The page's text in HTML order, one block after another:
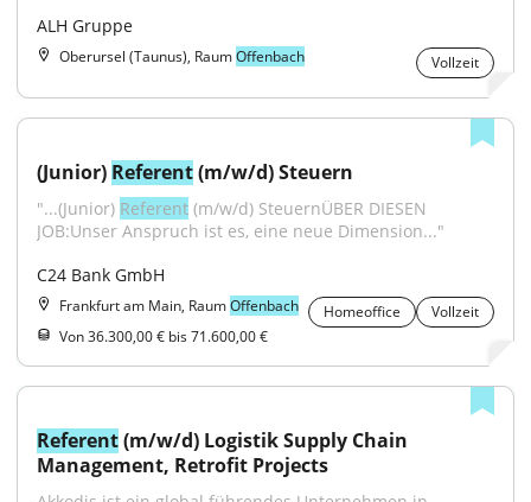
ALH Gruppe
Oberursel (Taunus), RaumOffenbach Vollzeit
(Junior) Referent (m/w/d) Steuern
"...(Junior) Referent (m/w/d) SteuernÜBER DIESEN
JOB:Unser Anspruch ist es, eine neue Dimension..."
C24 Bank GmbH
Frankfurt am Main, RaumOffenbach Homeoffice
Vollzeit
Von 36.300,00 € bis 71.600,00 €
Referent (m/w/d) Logistik Supply Chain
Management, Retrofit Projects